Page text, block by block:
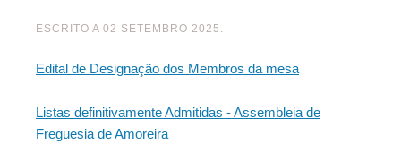
ESCRITO A 02 SETEMBRO 2025 .
Edital de Designação dos Membros da mesa
Listas definitivamente Admitidas - Assembleia de
Freguesia de Amoreira